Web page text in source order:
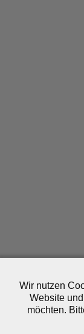
Wir nutzen
Website
möchten.